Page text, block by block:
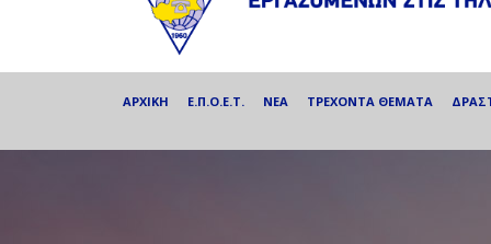
ΑΡΧΙΚΗ Ε.Π.Ο.Ε.Τ. ΝΕΑ ΤΡΕΧΟΝΤΑ ΘΕΜΑΤΑ